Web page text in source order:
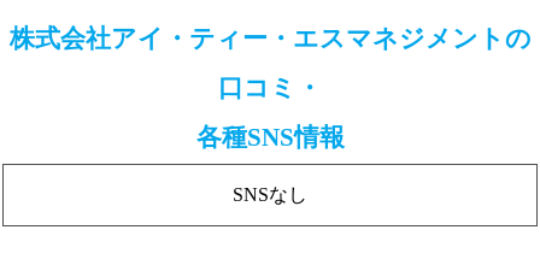
株式会社アイ・ティー・エスマネジメントの
口コミ・
各種SNS情報
SNSなし